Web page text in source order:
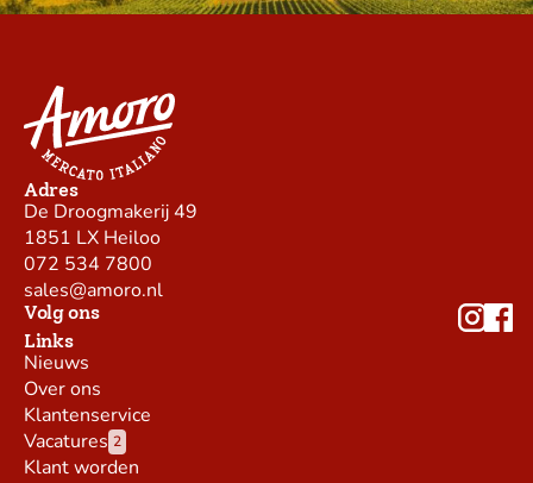
Adres
De Droogmakerij 49
1851 LX Heiloo
072 534 7800
sales@amoro.nl
Volg ons
Links
Nieuws
Over ons
Klantenservice
Vacatures 2
Klant worden